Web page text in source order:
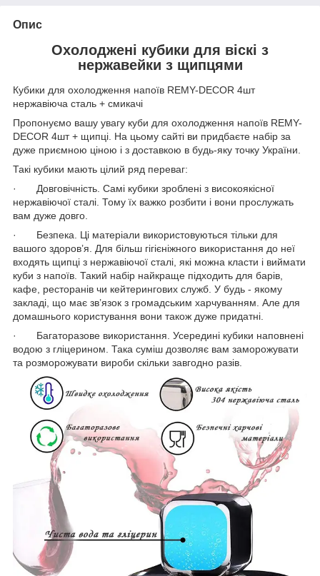
Опис
Охолоджені кубики для віскі з
нержавейки з щипцями
Кубики для охолодження напоїв REMY-DECOR 4шт
нержавіюча сталь + смикачі
Пропонуємо вашу увагу куби для охолодження напоїв REMY-
DECOR 4шт + щипці. На цьому сайті ви придбаєте набір за
дуже приємною ціною і з доставкою в будь-яку точку України.
Такі кубики мають цілий ряд переваг:
· Довговічність. Самі кубики зроблені з високоякісної
нержавіючої сталі. Тому їх важко розбити і вони прослужать
вам дуже довго.
· Безпека. Ці матеріали використовуються тільки для
вашого здоров’я. Для більш гігієніжного використання до неї
входять щипці з нержавіючої сталі, які можна класти і виймати
куби з напоїв. Такий набір найкраще підходить для барів,
кафе, ресторанів чи кейтерингових служб. У будь - якому
закладі, що має зв’язок з громадським харчуванням. Але для
домашнього користування вони також дуже придатні.
· Багаторазове використання. Усередині кубики наповнені
водою з гліцерином. Така суміш дозволяє вам заморожувати
та розморожувати вироби скільки завгодно разів.